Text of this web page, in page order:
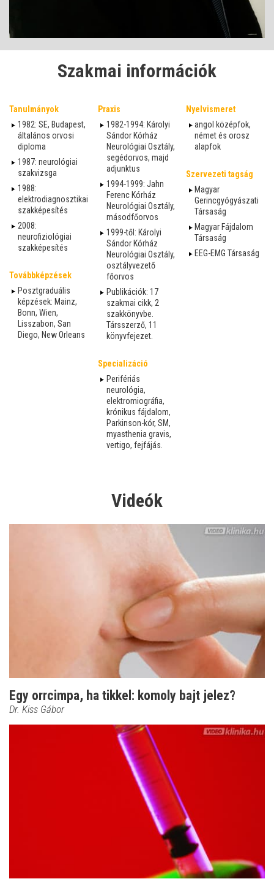
Szakmai információk
Tanulmányok
1982: SE, Budapest,
általános orvosi
diploma
1987: neurológiai
szakvizsga
1988:
elektrodiagnosztikai
szakképesítés
2008:
neurofiziológiai
szakképesítés
Továbbképzések
Posztgraduális
képzések: Mainz,
Bonn, Wien,
Lisszabon, San
Diego, New Orleans
Praxis
1982-1994: Károlyi
Sándor Kórház
Neurológiai Osztály,
segédorvos, majd
adjunktus
1994-1999: Jahn
Ferenc Kórház
Neurológiai Osztály,
másodfőorvos
1999-től: Károlyi
Sándor Kórház
Neurológiai Osztály,
osztályvezető
főorvos
Publikációk: 17
szakmai cikk, 2
szakkönyvbe.
Társszerző, 11
könyvfejezet.
Specializáció
Perifériás
neurológia,
elektromiográfia,
krónikus fájdalom,
Parkinson-kór, SM,
myasthenia gravis,
vertigo, fejfájás.
Nyelvismeret
angol középfok,
német és orosz
alapfok
Szervezeti tagság
Magyar
Gerincgyógyászati
Társaság
Magyar Fájdalom
Társaság
EEG-EMG Társaság
Videók
Egy orrcimpa, ha tikkel: komoly bajt jelez?
Dr. Kiss Gábor